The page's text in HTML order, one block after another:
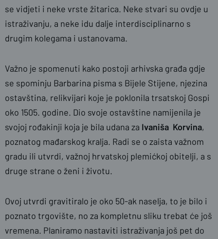
se vidjeti i neke vrste žitarica. Neke stvari su ovdje u
istraživanju, a neke idu dalje interdisciplinarno s
drugim kolegama i ustanovama.
Važno je spomenuti kako postoji arhivska građa gdje
se spominju Barbarina pisma s Bijele Stijene, njezina
ostavština, relikvijari koje je poklonila trsatskoj Gospi
oko 1505. godine. Dio svoje ostavštine namijenila je
svojoj rođakinji koja je bila udana za Ivaniša Korvina,
poznatog mađarskog kralja. Radi se o zaista važnom
gradu ili utvrdi, važnoj hrvatskoj plemićkoj obitelji, a s
druge strane o ženi i životu.
Ovoj utvrdi gravitiralo je oko 50-ak naselja, to je bilo i
poznato trgovište, no za kompletnu sliku trebat će još
vremena. Planiramo nastaviti istraživanja još pet do